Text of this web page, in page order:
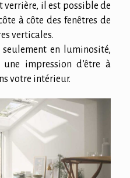
verrière, il est possible de
à côte des fenêtres de
verticales.
en luminosité,
impression d’être à
votre intérieur.